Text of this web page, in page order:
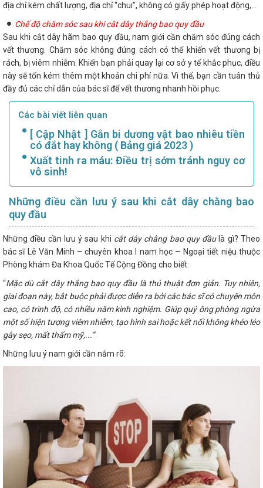
địa chỉ kém chất lượng, địa chỉ “chui”, không có giấy phép hoạt động,...
Chế độ chăm sóc sau khi cắt dây thắng bao quy đầu
Sau khi cắt dây hãm bao quy đầu, nam giới cần chăm sóc đúng cách
vết thương. Chăm sóc không đúng cách có thể khiến vết thương bị
rách, bị viêm nhiễm. Khiến bạn phải quay lại cơ sở y tế khắc phục, điều
này sẽ tốn kém thêm một khoản chi phí nữa. Vì thế, bạn cần tuân thủ
đầy đủ các chỉ dẫn của bác sĩ để vết thương nhanh hồi phục.
Các bài viết liên quan
[ Cập Nhật ] Gắn bi dương vật bao nhiêu tiền
có đắt hay không ( Bảng giá 2023 )
Xuất tinh ra máu: Điều trị sớm tránh nguy cơ
vô sinh!
Những điều cần lưu ý sau khi cắt dây chằng bao
quy đầu
Những điều cần lưu ý sau khi cắt dây chằng bao quy đầu là gì? Theo
bác sĩ Lê Văn Minh – chuyên khoa I nam học – Ngoại tiết niệu thuộc
Phòng khám Đa Khoa Quốc Tế Cộng Đồng cho biết:
“Mặc dù cắt dây thắng bao quy đầu là thủ thuật đơn giản. Tuy nhiên,
giai đoạn này, bắt buộc phải được diễn ra bởi các bác sĩ có chuyên môn
cao, có trình độ, có nhiều năm kinh nghiệm. Giúp quý ông phòng ngừa
một số hiện tượng viêm nhiễm, tạo hình sai hoặc kết nối không khéo léo
gây sẹo, mất thẩm mỹ,...”
Những lưu ý nam giới cần nắm rõ: